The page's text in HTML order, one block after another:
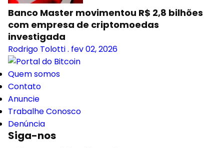
Banco Master movimentou R$ 2,8 bilhões
com empresa de criptomoedas
investigada
Rodrigo Tolotti. fev 02, 2026
Quem somos
Contato
Anuncie
Trabalhe Conosco
Denúncia
Siga-nos